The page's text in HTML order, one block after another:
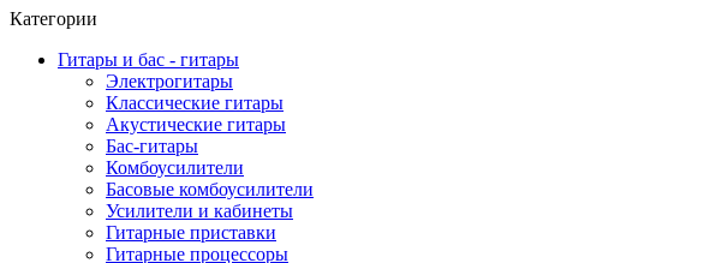
Категории
Гитары и бас - гитары
Электрогитары
Классические гитары
Акустические гитары
Бас-гитары
Комбоусилители
Басовые комбоусилители
Усилители и кабинеты
Гитарные приставки
Гитарные процессоры